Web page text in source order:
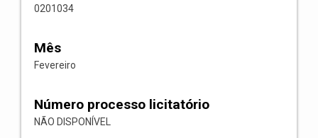
0201034
Mês
Fevereiro
Número processo licitatório
NÃO DISPONÍVEL